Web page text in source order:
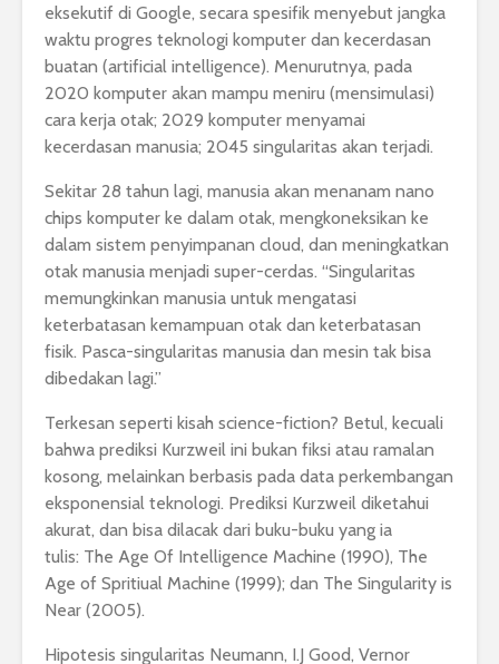
eksekutif di Google, secara spesifik menyebut jangka
waktu progres teknologi komputer dan kecerdasan
buatan (artificial intelligence). Menurutnya, pada
2020 komputer akan mampu meniru (mensimulasi)
cara kerja otak; 2029 komputer menyamai
kecerdasan manusia; 2045 singularitas akan terjadi.
Sekitar 28 tahun lagi, manusia akan menanam nano
chips komputer ke dalam otak, mengkoneksikan ke
dalam sistem penyimpanan cloud, dan meningkatkan
otak manusia menjadi super-cerdas. “Singularitas
memungkinkan manusia untuk mengatasi
keterbatasan kemampuan otak dan keterbatasan
fisik. Pasca-singularitas manusia dan mesin tak bisa
dibedakan lagi.”
Terkesan seperti kisah science-fiction? Betul, kecuali
bahwa prediksi Kurzweil ini bukan fiksi atau ramalan
kosong, melainkan berbasis pada data perkembangan
eksponensial teknologi. Prediksi Kurzweil diketahui
akurat, dan bisa dilacak dari buku-buku yang ia
tulis: The Age Of Intelligence Machine (1990), The
Age of Spritiual Machine (1999); dan The Singularity is
Near (2005).
Hipotesis singularitas Neumann, I.J Good, Vernor